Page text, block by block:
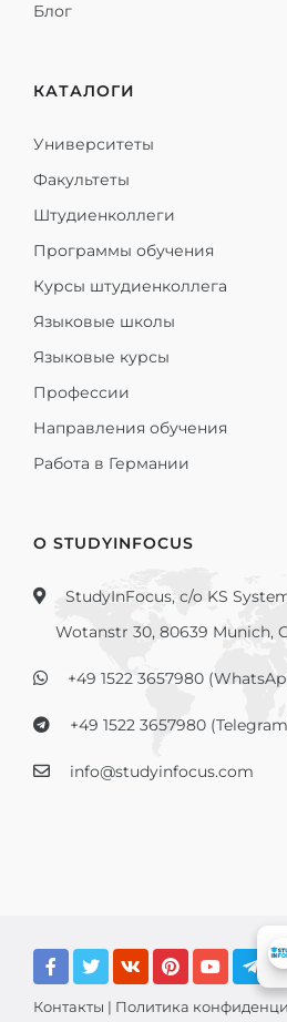
Блог
КАТАЛОГИ
Университеты
Факультеты
Штудиенколлеги
Программы обучения
Курсы штудиенколлега
Языковые школы
Языковые курсы
Профессии
Направления обучения
Работа в Германии
О STUDYINFOCUS
StudyInFocus, c/o KS
Wotanstr 30, 80639 Munich,
+49 1522 3657980
+49 1522 3657980
info@studyinfocus.com
Контакты | Политика